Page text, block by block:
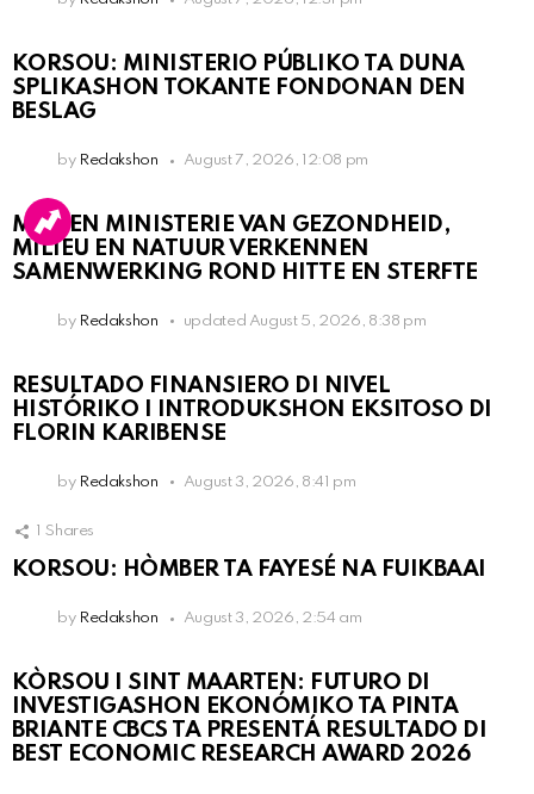
KORSOU: MINISTERIO PÚBLIKO TA DUNA
SPLIKASHON TOKANTE FONDONAN DEN
BESLAG
by Redakshon August 7, 2026, 12:08 pm
MDC EN MINISTERIE VAN GEZONDHEID,
MILIEU EN NATUUR VERKENNEN
SAMENWERKING ROND HITTE EN STERFTE
by Redakshon updated August 5, 2026, 8:38 pm
RESULTADO FINANSIERO DI NIVEL
HISTÓRIKO I INTRODUKSHON EKSITOSO DI
FLORIN KARIBENSE
by Redakshon August 3, 2026, 8:41 pm
1 Shares
KORSOU: HÒMBER TA FAYESÉ NA FUIKBAAI
by Redakshon August 3, 2026, 2:54 am
KÒRSOU I SINT MAARTEN: FUTURO DI
INVESTIGASHON EKONÓMIKO TA PINTA
BRIANTE CBCS TA PRESENTÁ RESULTADO DI
BEST ECONOMIC RESEARCH AWARD 2026